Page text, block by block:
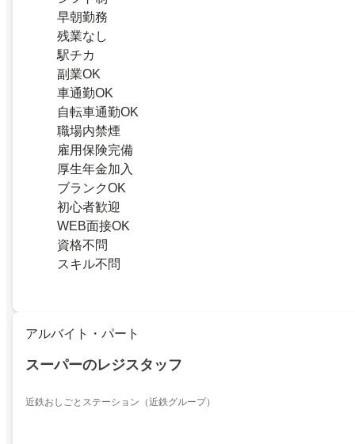
早朝勤務
残業なし
駅チカ
副業OK
車通勤OK
自転車通勤OK
職場内禁煙
雇用保険完備
厚生年金加入
ブランクOK
初心者歓迎
WEB面接OK
資格不問
スキル不問
アルバイト・パート
スーパーのレジスタッフ
近鉄おしごとステーション（近鉄グループ）